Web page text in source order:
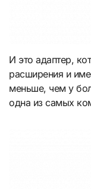
И это адаптер,
расширения и
меньше, чем у
одна из самых